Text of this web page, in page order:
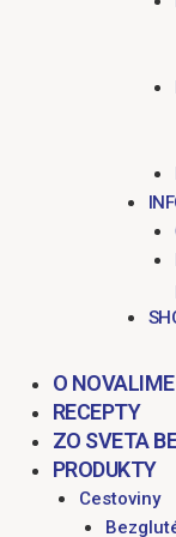
O NOVALIME
RECEPTY
ZO SVETA
PRODUKTY
Cestoviny